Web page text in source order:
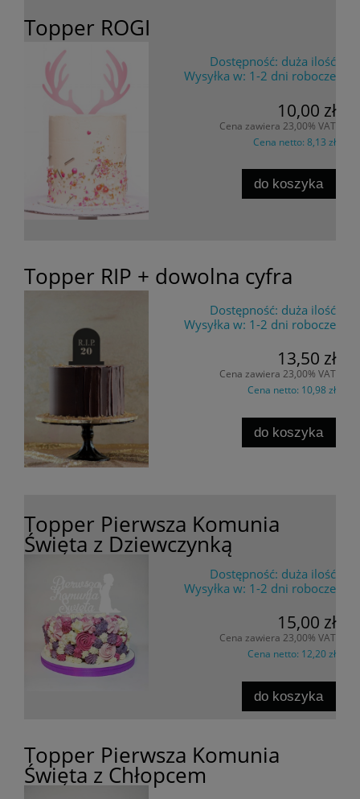
Topper ROGI
Dostępność: duża ilość
Wysyłka w: 1-2 dni robocze
10,00 zł
Cena zawiera 23,00% VAT
Cena netto: 8,13 zł
do koszyka
Topper RIP + dowolna cyfra
Dostępność: duża ilość
Wysyłka w: 1-2 dni robocze
13,50 zł
Cena zawiera 23,00% VAT
Cena netto: 10,98 zł
do koszyka
Topper Pierwsza Komunia
Święta z Dziewczynką
Dostępność: duża ilość
Wysyłka w: 1-2 dni robocze
15,00 zł
Cena zawiera 23,00% VAT
Cena netto: 12,20 zł
do koszyka
Topper Pierwsza Komunia
Święta z Chłopcem